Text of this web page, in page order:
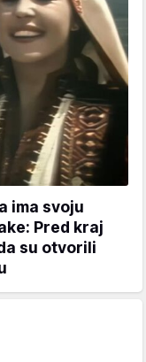
ima svoju
Pred kraj
su otvorili